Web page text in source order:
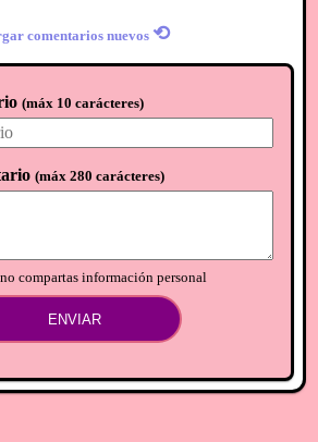
comentarios nuevos ⟲
(máx 10 carácteres)
(máx 280 carácteres)
compartas información personal
ENVIAR